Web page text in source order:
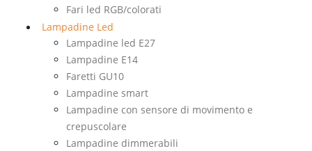
Fari led RGB/colorati
Lampadine Led
Lampadine led E27
Lampadine E14
Faretti GU10
Lampadine smart
Lampadine con sensore di movimento e
crepuscolare
Lampadine dimmerabili